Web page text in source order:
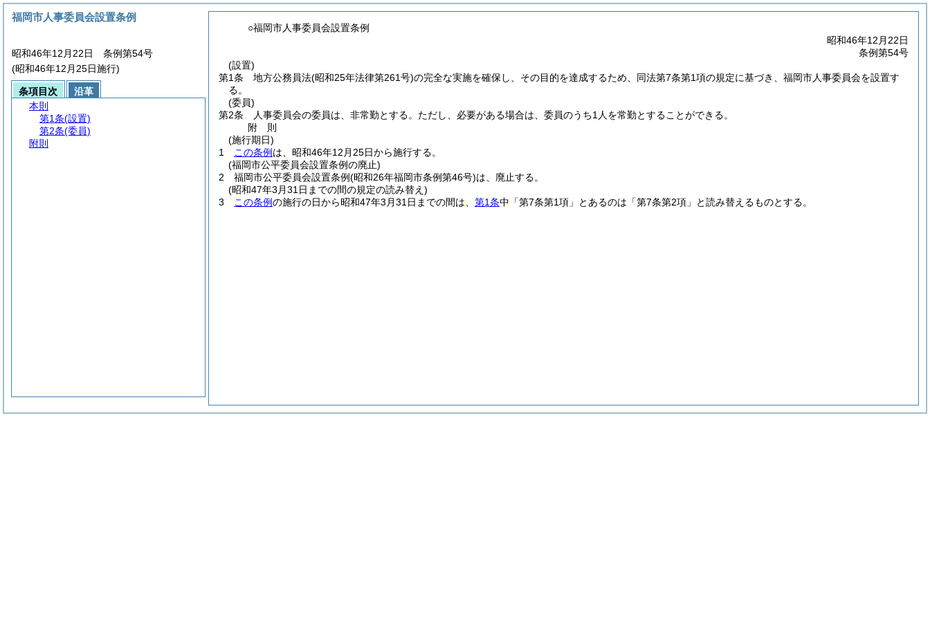
○福岡市人事委員会設置条例
昭和46年12月22日
条例第54号
(設置)
第1条
地方公務員法(昭和25年法律第261号)の完全な実施を確保し、その目的を達成するため、同法第7条第1項の規定に基づき、福岡市人事委員会を設置す
る。
(委員)
第2条
人事委員会の委員は、非常勤とする。 ただし、必要がある場合は、委員のうち1人を常勤とすることができる。
附 則
(施行期日)
1
この条例 は、昭和46年12月25日から施行する。
(福岡市公平委員会設置条例の廃止)
2
福岡市公平委員会設置条例(昭和26年福岡市条例第46号)は、廃止する。
(昭和47年3月31日までの間の規定の読み替え)
3
この条例の施行の日から昭和47年3月31日までの間は、 第1条中「第7条第1項」とあるのは「第7条第2項」と読み替えるものとする。
福岡市人事委員会設置条例
昭和46年12月22日 条例第54号
(昭和46年12月25日施行)
条項目次
沿革
本則
第1条(設置)
第2条(委員)
附則